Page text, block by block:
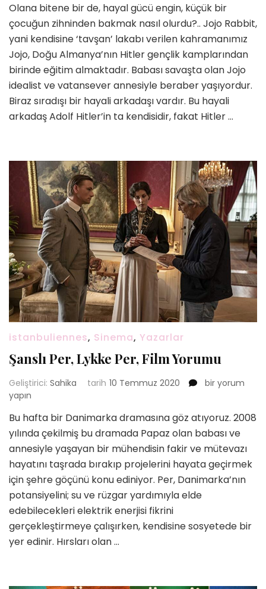
JOJO
Film
Yorumu
Olana bitene bir de, hayal gücü engin, küçük bir
çocuğun zihninden bakmak nasıl olurdu?.. Jojo Rabbit,
yani kendisine ‘tavşan’ lakabı verilen kahramanımız
Jojo, Doğu Almanya’nın Hitler gençlik kamplarından
birinde eğitim almaktadır. Babası savaşta olan Jojo
idealist ve vatansever annesiyle beraber yaşıyordur.
Biraz sıradışı bir hayali arkadaşı vardır. Bu hayali
arkadaş Adolf Hitler’in ta kendisidir, fakat Hitler …
istanbuliennes, Sinema, Yazarlar
Şanslı Per, Lykke Per, Film Yorumu
Geliştirici: Sahika tarih 10 Temmuz 2020
Şanslı
Per,
Film
Yorumu
bir yorum
yapın
Bu hafta bir Danimarka dramasına göz atıyoruz. 2008
yılında çekilmiş bu dramada Papaz olan babası ve
annesiyle yaşayan bir mühendisin fakir ve mütevazı
hayatını taşrada bırakıp projelerini hayata geçirmek
için şehre göçünü konu ediniyor. Per, Danimarka’nın
potansiyelini; su ve rüzgar yardımıyla elde
edebilecekleri elektrik enerjisi fikrini
gerçekleştirmeye çalışırken, kendisine sosyetede bir
yer edinir. Hırsları olan …